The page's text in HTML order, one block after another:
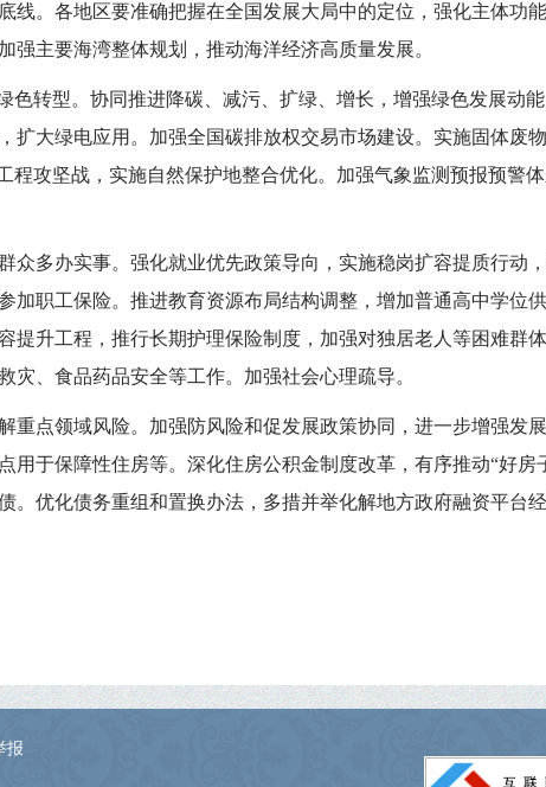
线。各地区要准确把握在全国发展大局中的定位，强化主体功
主要海湾整体规划，推动海洋经济高质量发展。
色转型。协同推进降碳、减污、扩绿、增长，增强绿色发展动
扩大绿电应用。加强全国碳排放权交易市场建设。实施固体废
程攻坚战，实施自然保护地整合优化。加强气象监测预报预警
众多办实事。强化就业优先政策导向，实施稳岗扩容提质行动
加职工保险。推进教育资源布局结构调整，增加普通高中学位
提升工程，推行长期护理保险制度，加强对独居老人等困难群
、食品药品安全等工作。加强社会心理疏导。
重点领域风险。加强防风险和促发展政策协同，进一步增强发
用于保障性住房等。深化住房公积金制度改革，有序推动“好
。优化债务重组和置换办法，多措并举化解地方政府融资平台经
报